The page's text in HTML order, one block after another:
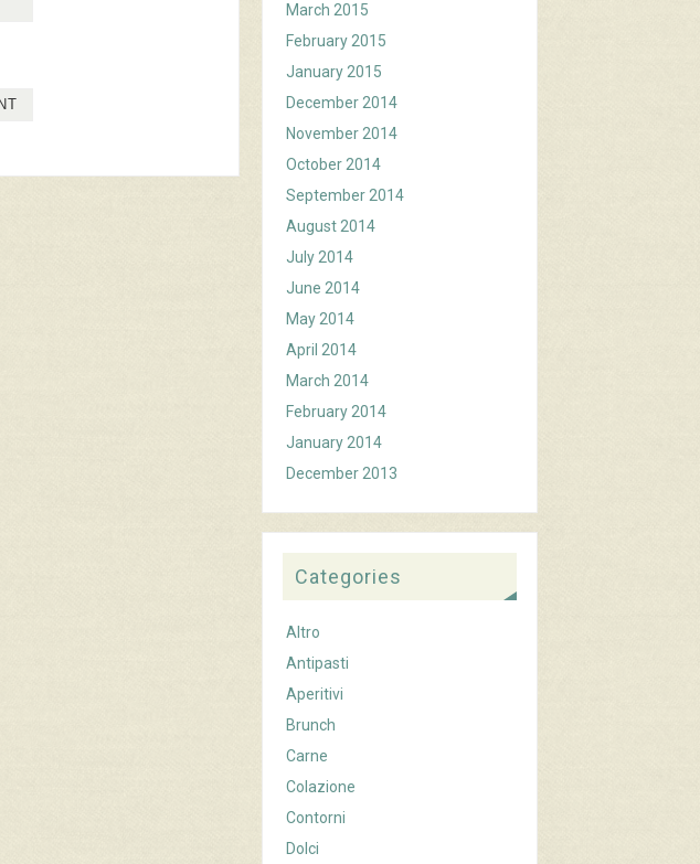
March 2015
February 2015
January 2015
December 2014
November 2014
October 2014
September 2014
August 2014
July 2014
June 2014
May 2014
April 2014
March 2014
February 2014
January 2014
December 2013
Categories
Altro
Antipasti
Aperitivi
Brunch
Carne
Colazione
Contorni
Dolci